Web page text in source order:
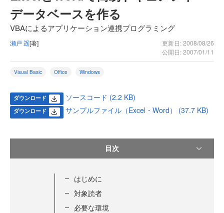
データベースを作る
VBAによるアプリケーション連携プログラミング
瀬戸 遥[著]
更新日: 2008/08/26
公開日: 2007/01/11
Visual Basic Office Windows
ダウンロード ソースコード (2.2 KB)
ダウンロード サンプルファイル（Excel・Word） (37.7 KB)
目次
はじめに
対象読者
必要な環境